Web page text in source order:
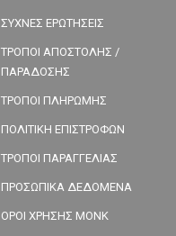
ΣΥΧΝΕΣ ΕΡΩΤΗΣΕΙΣ
ΤΡΟΠΟΙ ΑΠΟΣΤΟΛΗΣ /
ΠΑΡΑΔΟΣΗΣ
ΤΡΟΠΟΙ ΠΛΗΡΩΜΗΣ
ΠΟΛΙΤΙΚΗ ΕΠΙΣΤΡΟΦΩΝ
ΤΡΟΠΟΙ ΠΑΡΑΓΓΕΛΙΑΣ
ΠΡΟΣΩΠΙΚΑ ΔΕΔΟΜΕΝΑ
ΟΡΟΙ ΧΡΗΣΗΣ MONK